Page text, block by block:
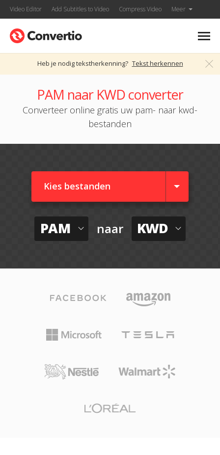
Video Editor Add Subtitles to Video Compress Video Meer
Heb je nodig tekstherkenning? Tekst herkennen
PAM naar KWD converter
Converteer online gratis uw pam- naar kwd-
bestanden
Kies bestanden
PAM naar KWD